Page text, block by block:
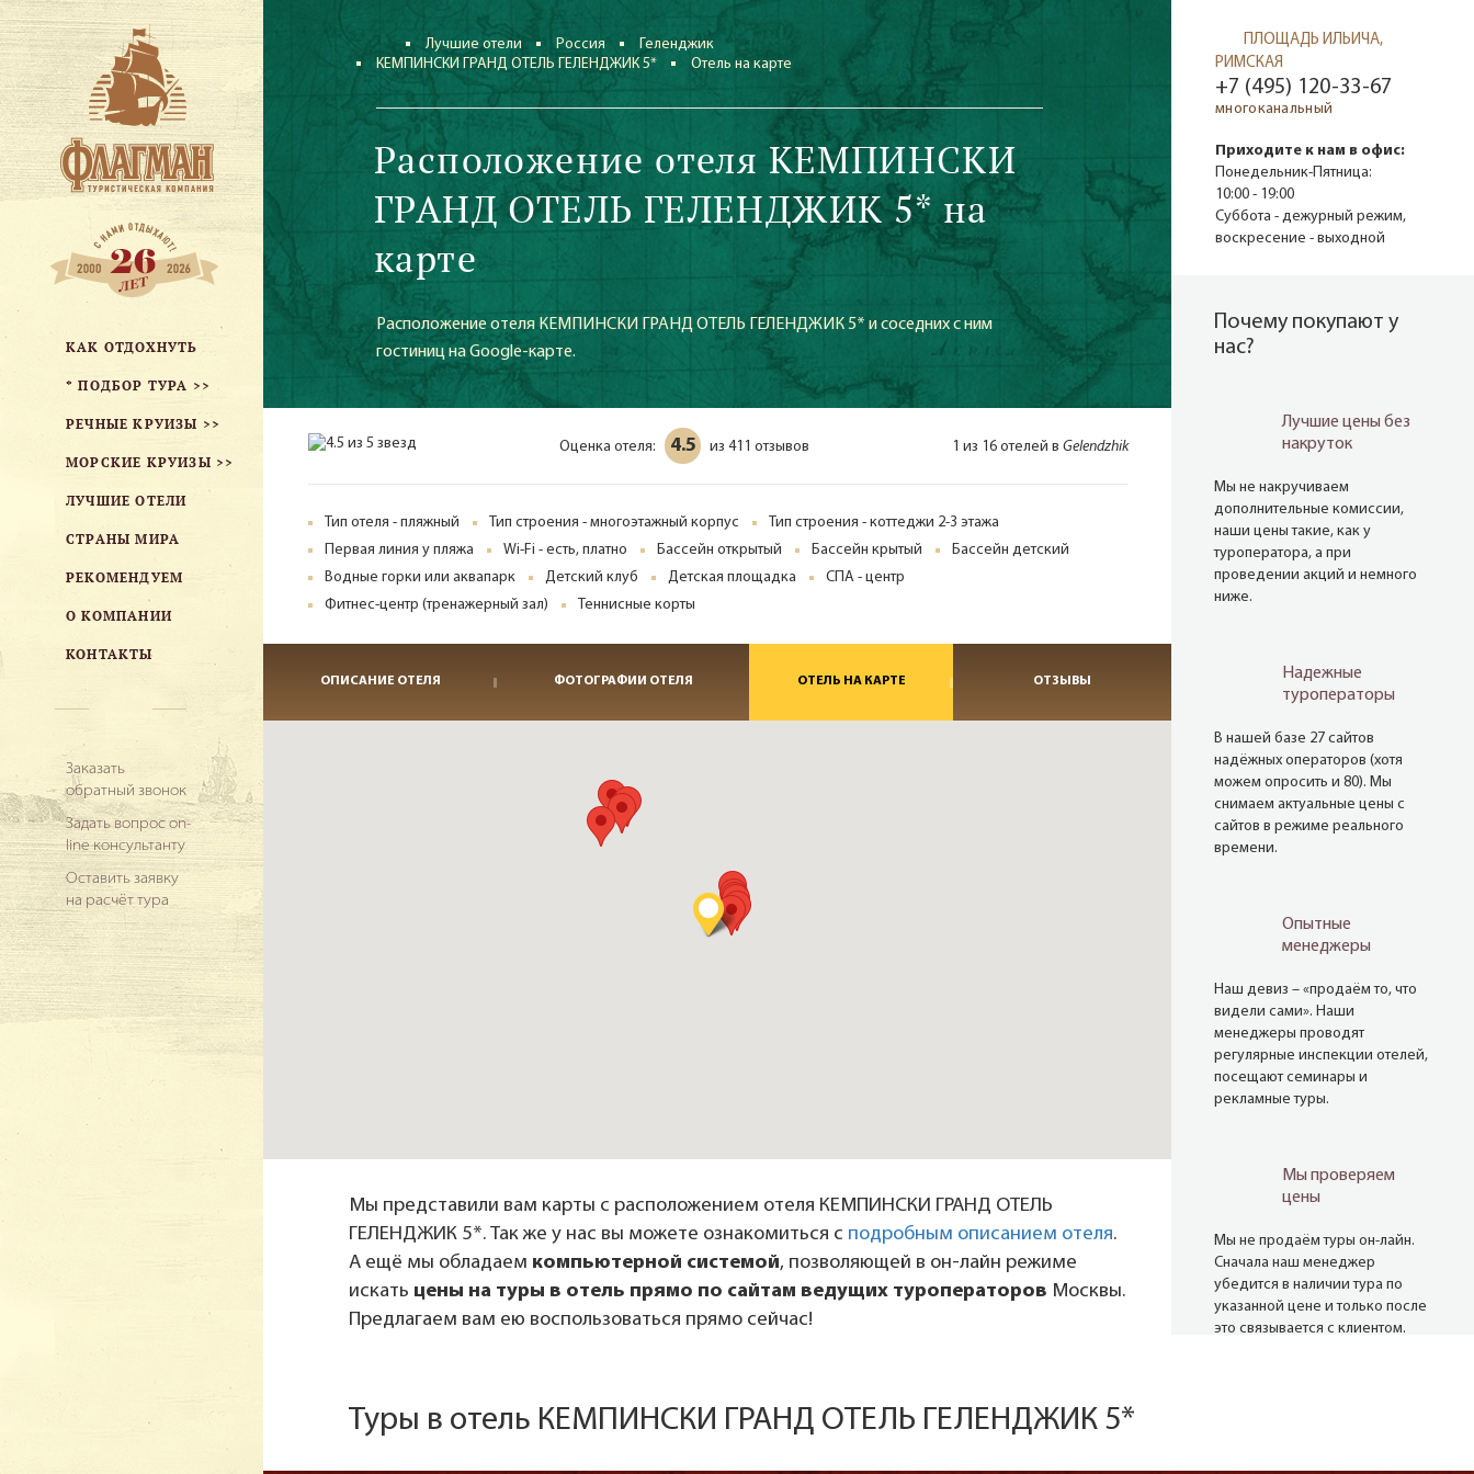
КАК ОТДОХНУТЬ
* ПОДБОР ТУРА >>
РЕЧНЫЕ КРУИЗЫ >>
МОРСКИЕ КРУИЗЫ >>
ЛУЧШИЕ ОТЕЛИ
СТРАНЫ МИРА
РЕКОМЕНДУЕМ
О КОМПАНИИ
КОНТАКТЫ
Заказать
обратный звонок
Задать вопрос on-
line консультанту
Оставить заявку
на расчёт тура
Лучшие отели Россия
Геленджик
КЕМПИНСКИ ГРАНД ОТЕЛЬ ГЕЛЕНДЖИК 5*
Отель на карте
Расположение отеля КЕМПИНСКИ
ГРАНД ОТЕЛЬ ГЕЛЕНДЖИК 5* на
карте
Расположение отеля КЕМПИНСКИ ГРАНД ОТЕЛЬ ГЕЛЕНДЖИК 5* и соседних с ним
гостиниц на Google-карте.
Оценка отеля: 4.5 из 411 отзывов 1 из 16 отелей в Gelendzhik
Тип отеля - пляжный Тип строения - многоэтажный корпус
Тип строения - коттеджи 2-3 этажа
Первая линия у пляжа
Wi-Fi - есть, платно Бассейн открытый Бассейн крытый
Бассейн детский
Водные горки или аквапарк
Детский клуб Детская площадка
СПА - центр
Фитнес-центр (тренажерный зал)
Теннисные корты
ОПИСАНИЕ ОТЕЛЯ ФОТОГРАФИИ ОТЕЛЯ ОТЕЛЬ НА КАРТЕ ОТЗЫВЫ
Мы представили вам карты с расположением отеля КЕМПИНСКИ ГРАНД ОТЕЛЬ
ГЕЛЕНДЖИК 5*. Так же у нас вы можете ознакомиться с подробным описанием отеля.
А ещё мы обладаем компьютерной системой, позволяющей в он-лайн режиме
искать цены на туры в отель прямо по сайтам ведущих туроператоров Москвы.
Предлагаем вам ею воспользоваться прямо сейчас!
ПЛОЩАДЬ ИЛЬИЧА,
РИМСКАЯ
+7 (495) 120-33-67
многоканальный
Приходите к нам в офис:
Понедельник-Пятница:
10:00 - 19:00
Суббота - дежурный режим,
воскресение - выходной
Почему покупают у
нас?
Лучшие цены без
накруток
Мы не накручиваем
дополнительные комиссии,
наши цены такие, как у
туроператора, а при
проведении акций и немного
ниже.
Надежные
туроператоры
В нашей базе 27 сайтов
надёжных операторов (хотя
можем опросить и 80). Мы
снимаем актуальные цены с
сайтов в режиме реального
времени.
Опытные
менеджеры
Наш девиз – «продаём то, что
видели сами». Наши
менеджеры проводят
регулярные инспекции отелей,
посещают семинары и
рекламные туры.
Мы проверяем
цены
Мы не продаём туры он-лайн.
Сначала наш менеджер
убедится в наличии тура по
указанной цене и только после
это связывается с клиентом.
Туры в отель КЕМПИНСКИ ГРАНД ОТЕЛЬ ГЕЛЕНДЖИК 5*